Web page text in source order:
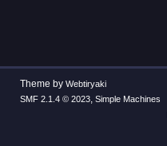
Theme by Webtiryaki
SMF 2.1.4 © 2023, Simple Machines